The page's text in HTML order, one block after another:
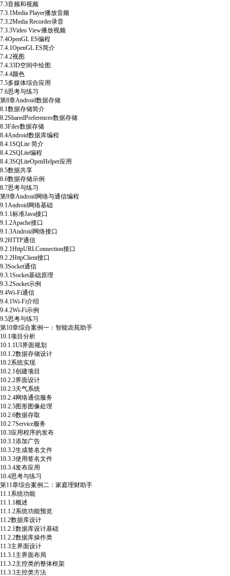
7.3音频和视频
7.3.1Media Player播放音频
7.3.2Media Recorder录音
7.3.3Video View播放视频
7.4OpenGL ES编程
7.4.1OpenGL ES简介
7.4.2视图
7.4.33D空间中绘图
7.4.4颜色
7.5多媒体综合应用
7.6思考与练习
第8章Android数据存储
8.1数据存储简介
8.2SharedPreferences数据存储
8.3Files数据存储
8.4Android数据库编程
8.4.1SQLite 简介
8.4.2SQLite编程
8.4.3SQLiteOpenHelper应用
8.5数据共享
8.6数据存储示例
8.7思考与练习
第9章Android网络与通信编程
9.1Android网络基础
9.1.1标准Java接口
9.1.2Apache接口
9.1.3Android网络接口
9.2HTTP通信
9.2.1HttpURLConnection接口
9.2.2HttpClient接口
9.3Socket通信
9.3.1Socket基础原理
9.3.2Socket示例
9.4Wi-Fi通信
9.4.1Wi-Fi介绍
9.4.2Wi-Fi示例
9.5思考与练习
第10章综合案例一：智能农苑助手
10.1项目分析
10.1.1UI界面规划
10.1.2数据存储设计
10.2系统实现
10.2.1创建项目
10.2.2界面设计
10.2.3天气系统
10.2.4网络通信服务
10.2.5图形图像处理
10.2.6数据存取
10.2.7Service服务
10.3应用程序的发布
10.3.1添加广告
10.3.2生成签名文件
10.3.3使用签名文件
10.3.4发布应用
10.4思考与练习
第11章综合案例二：家庭理财助手
11.1系统功能
11.1.1概述
11.1.2系统功能预览
11.2数据库设计
11.2.1数据库设计基础
11.2.2数据库操作类
11.3主界面设计
11.3.1主界面布局
11.3.2主控类的整体框架
11.3.3主控类方法